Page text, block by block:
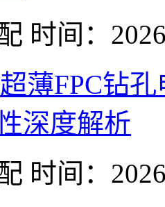
时间：
超薄FPC钻
深度解析
时间：